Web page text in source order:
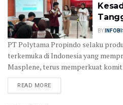
BY
PT Polytama Propindo selaku
terkemuka di Indonesia yang
Masplene, terus memperkuat
READ MORE